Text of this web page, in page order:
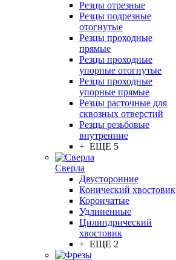
Резцы отрезные
Резцы подрезные
отогнутые
Резцы проходные
прямые
Резцы проходные
упорные отогнутые
Резцы проходные
упорные прямые
Резцы расточные для
сквозных отверстий
Резцы резьбовые
внутренние
+ ЕЩЕ 5
Сверла
Двусторонние
Конический хвостовик
Корончатые
Удлиненные
Цилиндрический
хвостовик
+ ЕЩЕ 2